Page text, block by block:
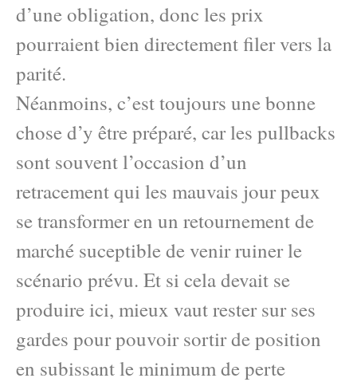
d’une obligation, donc les prix
pourraient bien directement filer vers la
parité.
Néanmoins, c’est toujours une bonne
chose d’y être préparé, car les pullbacks
sont souvent l’occasion d’un
retracement qui les mauvais jour peux
se transformer en un retournement de
marché suceptible de venir ruiner le
scénario prévu. Et si cela devait se
produire ici, mieux vaut rester sur ses
gardes pour pouvoir sortir de position
en subissant le minimum de perte